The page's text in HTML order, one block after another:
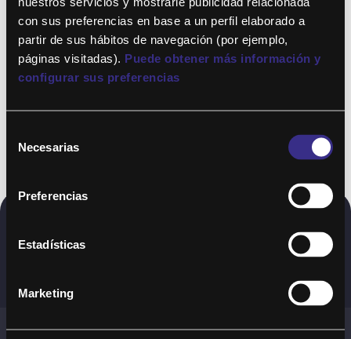
con sus preferencias en base a un perfil elaborado a
partir de sus hábitos de navegación (por ejemplo,
páginas visitadas). Puede obtener más información y
configurar sus preferencias
Necesarias
Preferencias
Estadísticas
Marketing
Copyright © 2020. Todos los derechos
Términos y Cond. Generales de uso del Servicio